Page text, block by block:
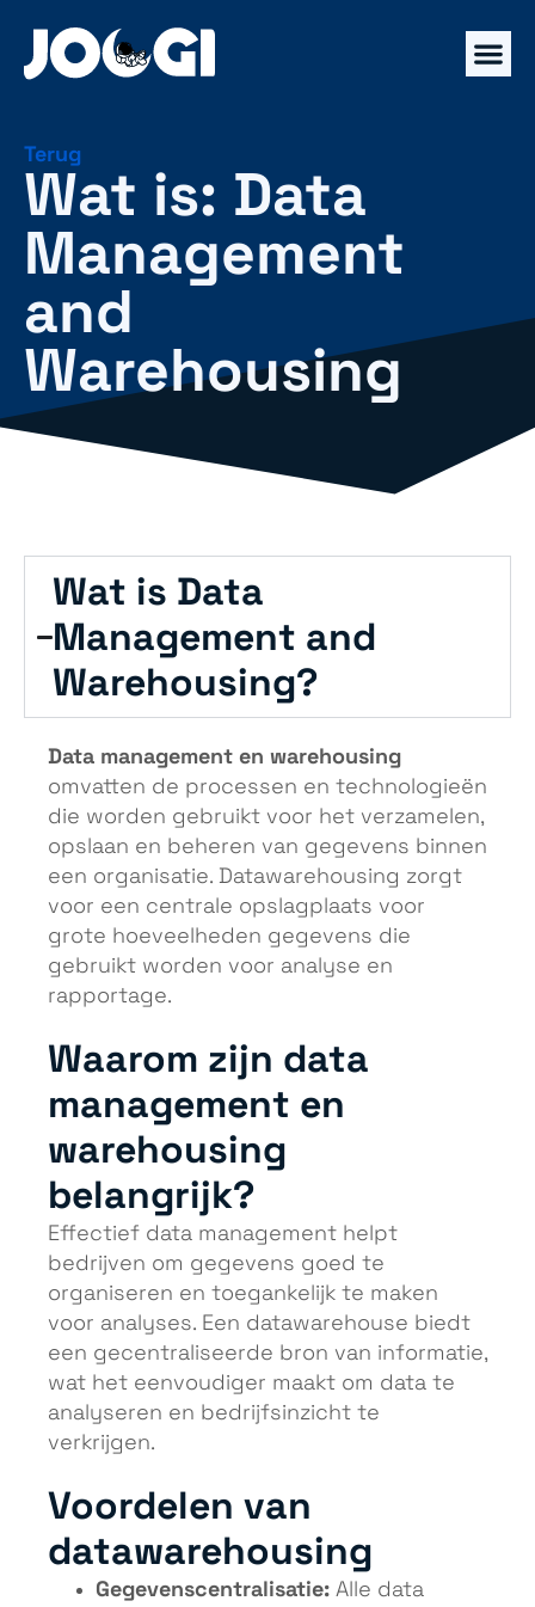
Terug
Wat is: Data
Management
and
Warehousing
Wat is Data
Management and
Warehousing?
Data management en warehousing
omvatten de processen en technologieën
die worden gebruikt voor het verzamelen,
opslaan en beheren van gegevens binnen
een organisatie. Datawarehousing zorgt
voor een centrale opslagplaats voor
grote hoeveelheden gegevens die
gebruikt worden voor analyse en
rapportage.
Waarom zijn data
management en
warehousing
belangrijk?
Effectief data management helpt
bedrijven om gegevens goed te
organiseren en toegankelijk te maken
voor analyses. Een datawarehouse biedt
een gecentraliseerde bron van informatie,
wat het eenvoudiger maakt om data te
analyseren en bedrijfsinzicht te
verkrijgen.
Voordelen van
datawarehousing
Gegevenscentralisatie: Alle data